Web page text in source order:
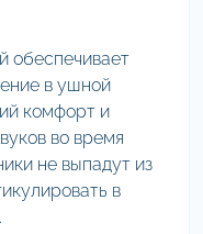
обеспечивает
в ушной
комфорт и
во время
не выпадут из
в